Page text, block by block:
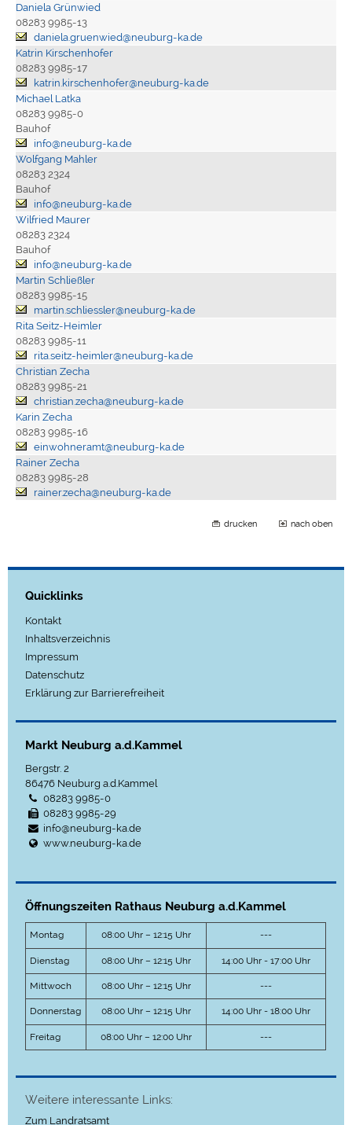
Daniela Grünwied
08283 9985-13
daniela.gruenwied@neuburg-ka.de
Katrin Kirschenhofer
08283 9985-17
katrin.kirschenhofer@neuburg-ka.de
Michael Latka
08283 9985-0
Bauhof
info@neuburg-ka.de
Wolfgang Mahler
08283 2324
Bauhof
info@neuburg-ka.de
Wilfried Maurer
08283 2324
Bauhof
info@neuburg-ka.de
Martin Schließler
08283 9985-15
martin.schliessler@neuburg-ka.de
Rita Seitz-Heimler
08283 9985-11
rita.seitz-heimler@neuburg-ka.de
Christian Zecha
08283 9985-21
christian.zecha@neuburg-ka.de
Karin Zecha
08283 9985-16
einwohneramt@neuburg-ka.de
Rainer Zecha
08283 9985-28
rainer.zecha@neuburg-ka.de
drucken nach oben
Quicklinks
Kontakt
Inhaltsverzeichnis
Impressum
Datenschutz
Erklärung zur Barrierefreiheit
Markt Neuburg a.d.Kammel
Bergstr. 2
86476 Neuburg a.d.Kammel
08283 9985-0
08283 9985-29
info@neuburg-ka.de
www.neuburg-ka.de
Öffnungszeiten Rathaus Neuburg a.d.Kammel
Montag 08:00 Uhr – 12:15 Uhr ---
Dienstag 08:00 Uhr – 12:15 Uhr 14:00 Uhr - 17:00 Uhr
Mittwoch 08:00 Uhr – 12:15 Uhr ---
Donnerstag 08:00 Uhr – 12:15 Uhr 14:00 Uhr - 18:00 Uhr
Freitag 08:00 Uhr – 12:00 Uhr ---
Weitere interessante Links:
Zum Landratsamt